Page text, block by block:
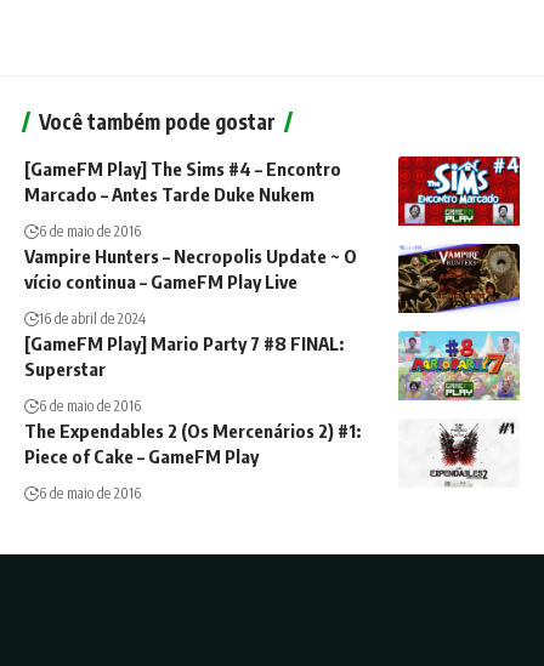
Você também pode gostar
[GameFM Play] The Sims #4 – Encontro
Marcado – Antes Tarde Duke Nukem
6 de maio de 2016
Vampire Hunters – Necropolis Update ~ O
vício continua – GameFM Play Live
16 de abril de 2024
[GameFM Play] Mario Party 7 #8 FINAL:
Superstar
6 de maio de 2016
The Expendables 2 (Os Mercenários 2) #1:
Piece of Cake – GameFM Play
6 de maio de 2016